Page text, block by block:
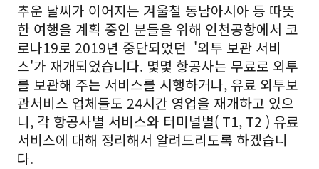
추운 날씨가 이어지는 겨울철 동남아시아 등 따뜻
한 여행을 계획 중인 분들을 위해 인천공항에서 코
로나19로 2019년 중단되었던 '외투 보관 서비
스'가 재개되었습니다. 몇몇 항공사는 무료로 외투
를 보관해 주는 서비스를 시행하거나, 유료 외투보
관서비스 업체들도 24시간 영업을 재개하고 있으
니, 각 항공사별 서비스와 터미널별( T1, T2 ) 유료
서비스에 대해 정리해서 알려드리도록 하겠습니
다.